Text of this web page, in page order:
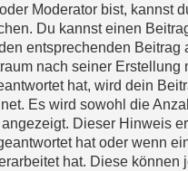
Moderator bist, kannst
Du kannst einen
entsprechenden
nach seiner Erstellung
hat, wird dein
Es wird sowohl die
Dieser Hinweis
hat oder wenn
hat. Diese können